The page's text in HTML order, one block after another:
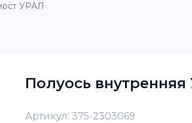
УРАЛ
Полуось
Артикул: 375-2303069